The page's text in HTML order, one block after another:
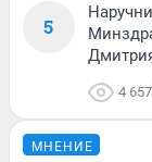
5
4 657
МНЕНИЕ